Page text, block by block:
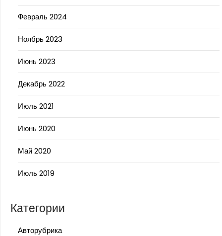
Февраль 2024
Ноябрь 2023
Июнь 2023
Декабрь 2022
Июль 2021
Июнь 2020
Май 2020
Июль 2019
Категории
Авторубрика